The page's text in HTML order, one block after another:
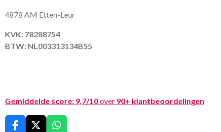
4878 AM Etten-Leur
KVK: 78288754
BTW: NL003313134B55
Gemiddelde score: 9,7/10over 90+ klantbeoordelingen
F
X
W